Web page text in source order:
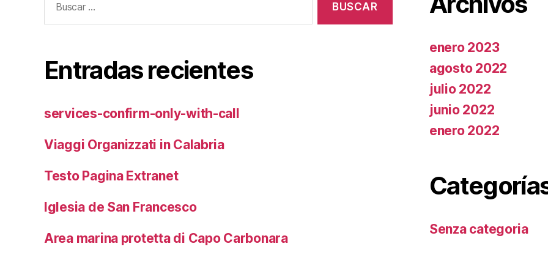
Entradas recientes
services-confirm-only-with-call
Viaggi Organizzati in Calabria
Testo Pagina Extranet
Iglesia de San Francesco
Area marina protetta di Capo Carbonara
enero 2023
agosto 2022
julio 2022
junio 2022
enero 2022
Senza categoria